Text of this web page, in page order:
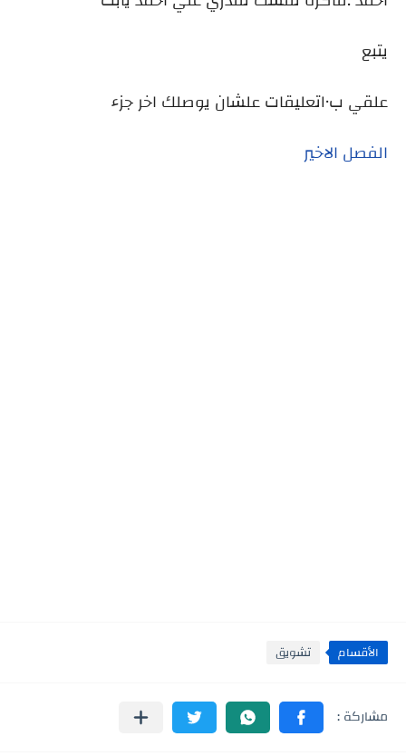
يتبع
علقي ب١٠تعليقات علشان يوصلك اخر جزء
الفصل الاخير
الأقسام تشويق